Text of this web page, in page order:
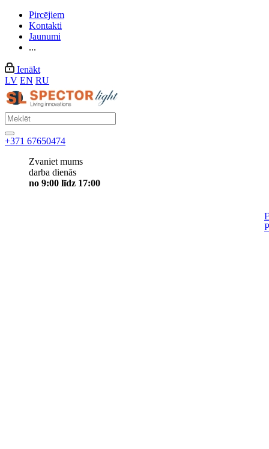
Pircējiem
Kontakti
Jaunumi
...
Ienākt
LV EN RU
+371 67650474
Zvaniet mums
darba dienās
no 9:00 līdz 17:00